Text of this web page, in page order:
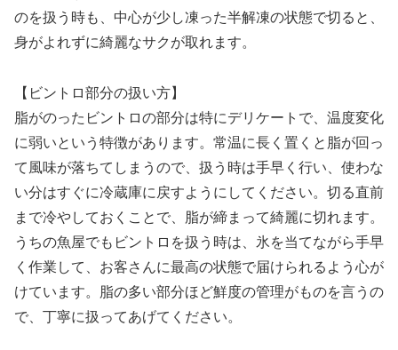
のを扱う時も、中心が少し凍った半解凍の状態で切ると、
身がよれずに綺麗なサクが取れます。
【ビントロ部分の扱い方】
脂がのったビントロの部分は特にデリケートで、温度変化
に弱いという特徴があります。常温に長く置くと脂が回っ
て風味が落ちてしまうので、扱う時は手早く行い、使わな
い分はすぐに冷蔵庫に戻すようにしてください。切る直前
まで冷やしておくことで、脂が締まって綺麗に切れます。
うちの魚屋でもビントロを扱う時は、氷を当てながら手早
く作業して、お客さんに最高の状態で届けられるよう心が
けています。脂の多い部分ほど鮮度の管理がものを言うの
で、丁寧に扱ってあげてください。